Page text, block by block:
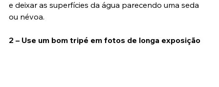
movimento das águas de um rio ou cachoeira ou o mar
e deixar as superfícies da água parecendo uma seda